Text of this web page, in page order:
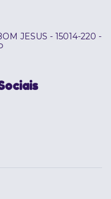
JESUS - 15014-220 -